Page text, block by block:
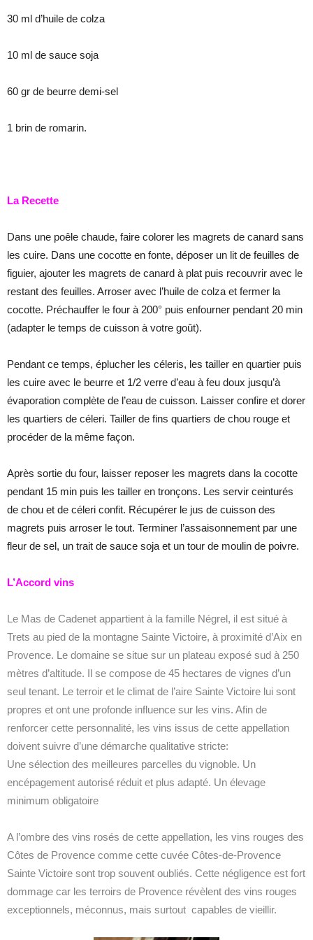
30 ml d’huile de colza
10 ml de sauce soja
60 gr de beurre demi-sel
1 brin de romarin.
La Recette
Dans une poêle chaude, faire colorer les magrets de canard sans
les cuire. Dans une cocotte en fonte, déposer un lit de feuilles de
figuier, ajouter les magrets de canard à plat puis recouvrir avec le
restant des feuilles. Arroser avec l’huile de colza et fermer la
cocotte. Préchauffer le four à 200° puis enfourner pendant 20 min
(adapter le temps de cuisson à votre goût).
Pendant ce temps, éplucher les céleris, les tailler en quartier puis
les cuire avec le beurre et 1/2 verre d’eau à feu doux jusqu’à
évaporation complète de l’eau de cuisson. Laisser confire et dorer
les quartiers de céleri. Tailler de fins quartiers de chou rouge et
procéder de la même façon.
Après sortie du four, laisser reposer les magrets dans la cocotte
pendant 15 min puis les tailler en tronçons. Les servir ceinturés
de chou et de céleri confit. Récupérer le jus de cuisson des
magrets puis arroser le tout. Terminer l’assaisonnement par une
fleur de sel, un trait de sauce soja et un tour de moulin de poivre.
L’Accord vins
Le Mas de Cadenet appartient à la famille Négrel, il est situé à
Trets au pied de la montagne Sainte Victoire, à proximité d’Aix en
Provence. Le domaine se situe sur un plateau exposé sud à 250
mètres d’altitude. Il se compose de 45 hectares de vignes d’un
seul tenant. Le terroir et le climat de l’aire Sainte Victoire lui sont
propres et ont une profonde influence sur les vins. Afin de
renforcer cette personnalité, les vins issus de cette appellation
doivent suivre d’une démarche qualitative stricte:
Une sélection des meilleures parcelles du vignoble. Un
encépagement autorisé réduit et plus adapté. Un élevage
minimum obligatoire
A l’ombre des vins rosés de cette appellation, les vins rouges des
Côtes de Provence comme cette cuvée Côtes-de-Provence
Sainte Victoire sont trop souvent oubliés. Cette négligence est fort
dommage car les terroirs de Provence révèlent des vins rouges
exceptionnels, méconnus, mais surtout capables de vieillir.